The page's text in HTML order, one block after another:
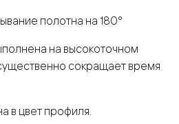
полотна на 180°
на высокоточном
сокращает время
в цвет профиля.